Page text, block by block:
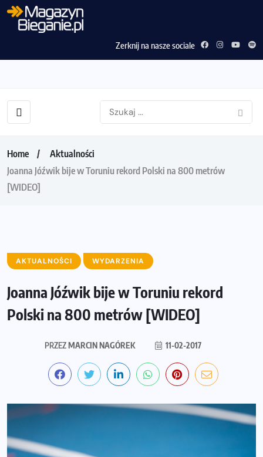
Zerknij na nasze sociale
Home
Aktualności
Joanna Jóźwik bije w Toruniu rekord Polski na 800 metrów
[WIDEO]
AKTUALNOŚCI WYDARZENIA
Joanna Jóźwik bije w Toruniu rekord
Polski na 800 metrów [WIDEO]
PRZEZMARCIN NAGÓREK 11-02-2017